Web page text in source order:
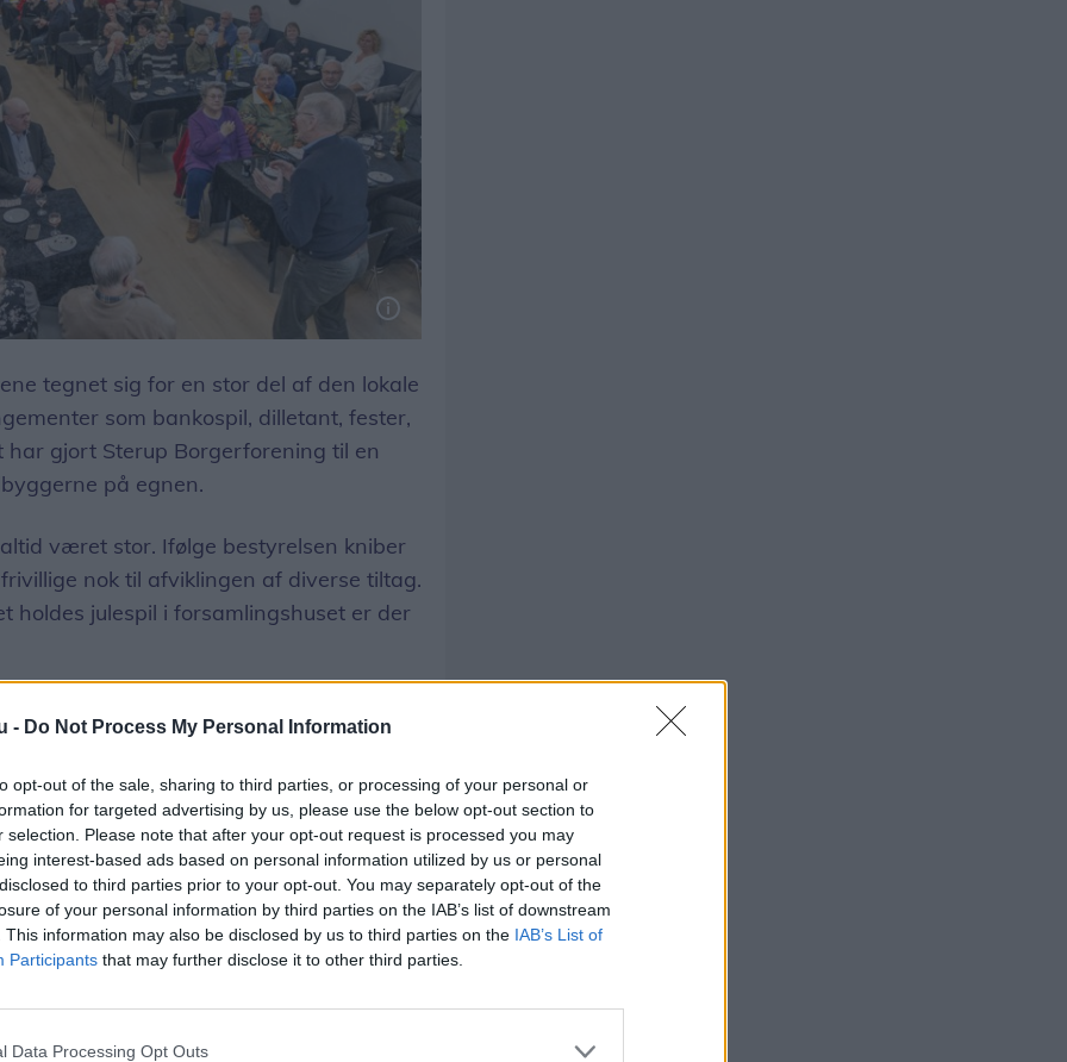
- Do Not Process My Personal Information
opt-out of the sale, sharing to third parties, or processing of your personal or
for targeted advertising by us, please use the below opt-out section to
selection. Please note that after your opt-out request is processed you may
interest-based ads based on personal information utilized by us or personal
to third parties prior to your opt-out. You may separately opt-out of the
of your personal information by third parties on the IAB’s list of downstream
This information may also be disclosed by us to third parties on the IAB’s List of
Participants that may further disclose it to other third parties.
Data Processing Opt Outs
tegnet sig for en stor del af den lokale
som bankospil, dilletant, fester,
gjort Sterup Borgerforening til en
på egnen.
været stor. Ifølge bestyrelsen kniber
nok til afviklingen af diverse tiltag.
holdes julespil i forsamlingshuset er der